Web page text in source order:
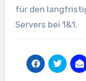
für den
Servers bei 1&1.